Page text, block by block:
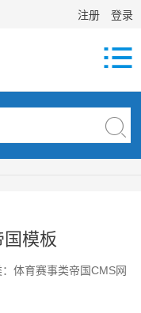
注册 登录

模板
体育赛事类帝国CMS网